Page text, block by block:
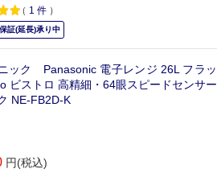
（ 1 件 ）
証(延長)承り中
ック Panasonic 電子レンジ 26L フラッ
ビストロ 高精細・64眼スピードセンサー
NE-FB2D-K
円(税込)